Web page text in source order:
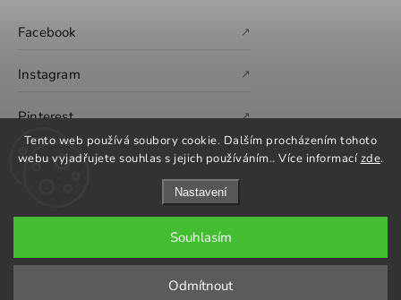
Tento web používá soubory cookie. Dalším procházením tohoto
webu vyjadřujete souhlas s jejich používáním.. Více informacízde.
Nastavení
Odmítnout
Souhlasím
Facebook ↗
Instagram ↗
Pinterest ↗
Upravit nastavení cookies
Grafický návrh vytvořil a nakódoval